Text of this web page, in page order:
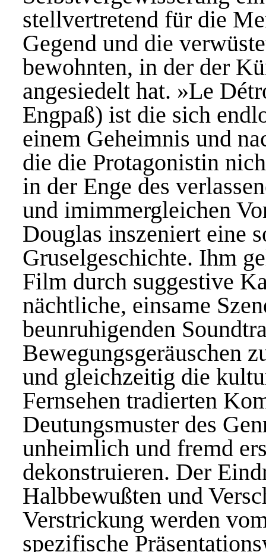
stellvertretend für die
Gegend und die
bewohnten, in der der
angesiedelt hat. »Le
Engpaß) ist die sich
einem Geheimnis und
die die Protagonistin
in der Enge des
und imimmergleichen
Douglas inszeniert eine
Gruselgeschichte. Ihm
Film durch suggestive
nächtliche, einsame
beunruhigenden
Bewegungsgeräuschen
und gleichzeitig die
Fernsehen tradierten
Deutungsmuster des
unheimlich und fremd
dekonstruieren. Der
Halbbewußten und
Verstrickung werden
spezifische